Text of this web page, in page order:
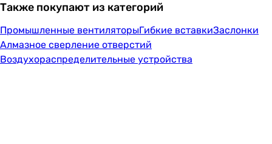
Также покупают из категорий
Промышленные вентиляторыГибкие вставкиЗаслонки
Алмазное сверление отверстий
Воздухораспределительные устройства